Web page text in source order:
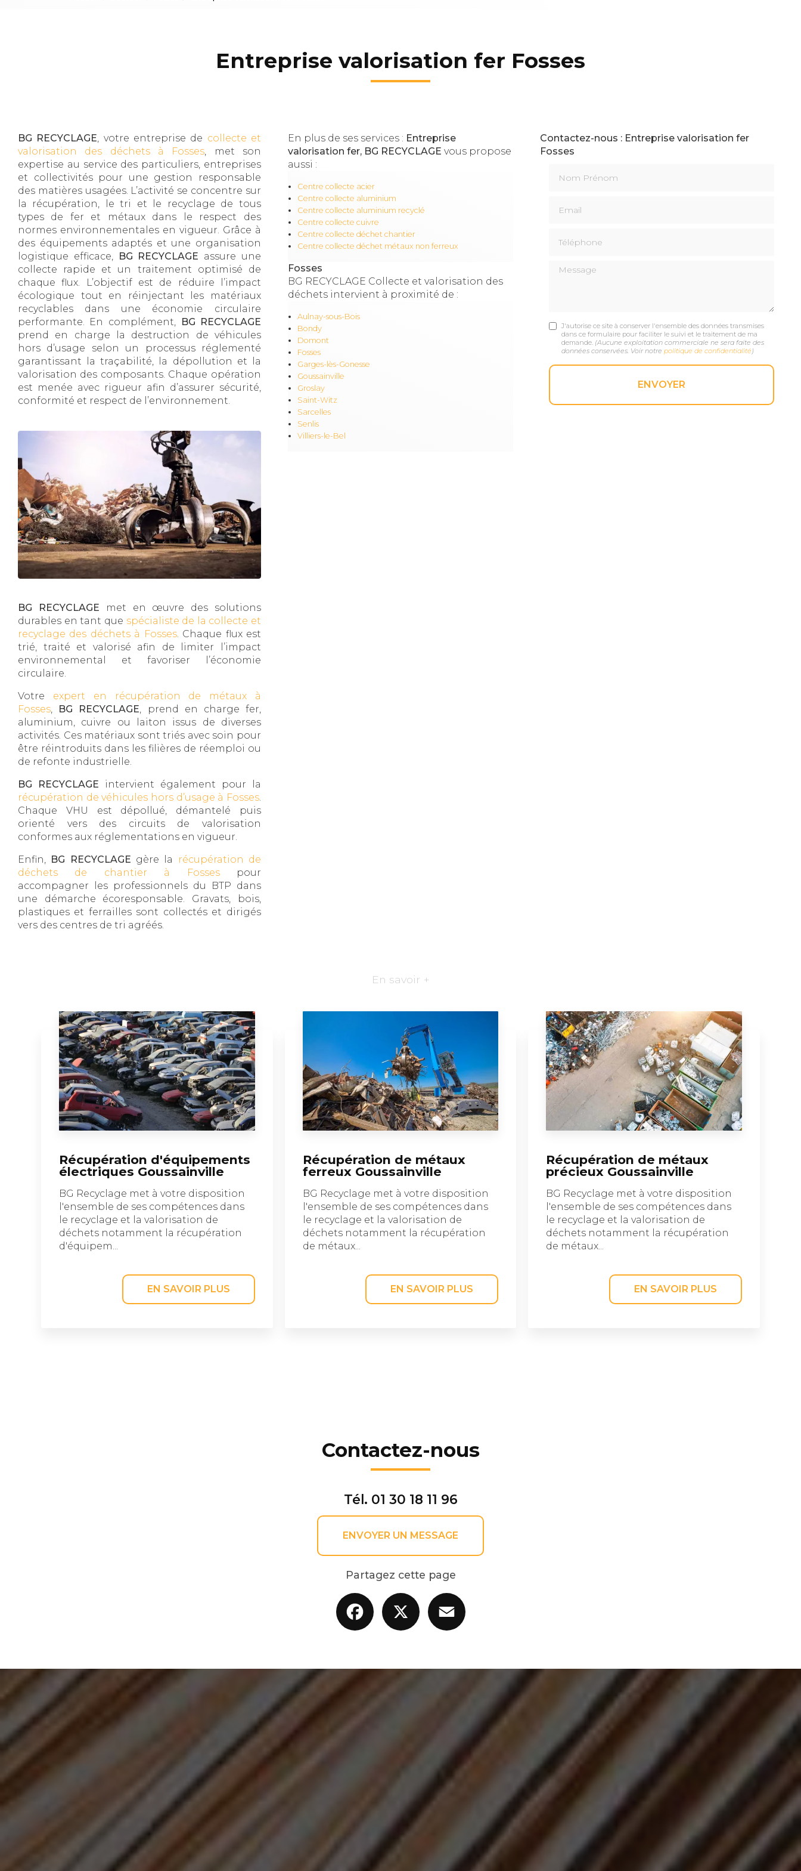
Entreprise valorisation fer Fosses
BG RECYCLAGE, votre entreprise de collecte et
valorisation des déchets à Fosses, met son
expertise au service des particuliers, entreprises
et collectivités pour une gestion responsable
des matières usagées. L’activité se concentre sur
la récupération, le tri et le recyclage de tous
types de fer et métaux dans le respect des
normes environnementales en vigueur. Grâce à
des équipements adaptés et une organisation
logistique efficace,
BG RECYCLAGE assure une
collecte rapide et un traitement optimisé de
chaque flux. L’objectif est de réduire l’impact
écologique tout en réinjectant les matériaux
recyclables dans une économie circulaire
performante. En complément,
BG RECYCLAGE
prend en charge la destruction de véhicules
hors d’usage selon un processus réglementé
garantissant la traçabilité, la dépollution et la
valorisation des composants. Chaque opération
est menée avec rigueur afin d’assurer sécurité,
conformité et respect de l’environnement.
BG RECYCLAGE met en œuvre des solutions
durables en tant que spécialiste de la collecte et
recyclage des déchets à Fosses. Chaque flux est
trié, traité et valorisé afin de limiter l’impact
environnemental et favoriser l’économie
circulaire.
Votre expert en récupération de métaux à
Fosses, BG RECYCLAGE, prend en charge fer,
aluminium, cuivre ou laiton issus de diverses
activités. Ces matériaux sont triés avec soin pour
être réintroduits dans les filières de réemploi ou
de refonte industrielle.
BG RECYCLAGE intervient également pour la
récupération de véhicules hors d’usage à Fosses.
Chaque VHU est dépollué, démantelé puis
orienté vers des circuits de valorisation
conformes aux réglementations en vigueur.
Enfin, BG RECYCLAGE gère la
récupération de
déchets de chantier à Fossespour
accompagner les professionnels du BTP dans
une démarche écoresponsable. Gravats, bois,
plastiques et ferrailles sont collectés et dirigés
vers des centres de tri agréés.
En plus de ses services : Entreprise
valorisation fer, BG RECYCLAGE vous propose
aussi :
Centre collecte acier
Centre collecte aluminium
Centre collecte aluminium recyclé
Centre collecte cuivre
Centre collecte déchet chantier
Centre collecte déchet métaux non ferreux
Fosses
BG RECYCLAGE Collecte et valorisation des
déchets intervient à proximité de :
Aulnay-sous-Bois
Bondy
Domont
Fosses
Garges-lès-Gonesse
Goussainville
Groslay
Saint-Witz
Sarcelles
Senlis
Villiers-le-Bel
Contactez-nous : Entreprise valorisation fer
Fosses
Message
J'autorise ce site à conserver l'ensemble des données transmises
dans ce formulaire pour faciliter le suivi et le traitement de ma
demande. (Aucune exploitation commerciale ne sera faite des
données conservées. Voir notre politique de confidentialité )
En savoir +
Récupération d'équipements
électriques Goussainville
BG Recyclage met à votre disposition
l'ensemble de ses compétences dans
le recyclage et la valorisation de
déchets notamment la récupération
d'équipem...
EN SAVOIR PLUS
Récupération de métaux
ferreux Goussainville
BG Recyclage met à votre disposition
l'ensemble de ses compétences dans
le recyclage et la valorisation de
déchets notamment la récupération
de métaux...
EN SAVOIR PLUS
Récupération de métaux
précieux Goussainville
BG Recyclage met à votre disposition
l'ensemble de ses compétences dans
le recyclage et la valorisation de
déchets notamment la récupération
de métaux...
EN SAVOIR PLUS
Contactez-nous
Tél. 01 30 18 11 96
ENVOYER UN MESSAGE
Partagez cette page
Facebook